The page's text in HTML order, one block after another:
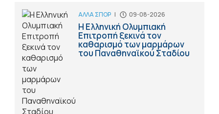
ΑΛΛΑ ΣΠΟΡ | 09-08-2026
Η Ελληνική Ολυμπιακή
Επιτροπή ξεκινά τον
καθαρισμό των μαρμάρων
του Παναθηναϊκού Σταδίου